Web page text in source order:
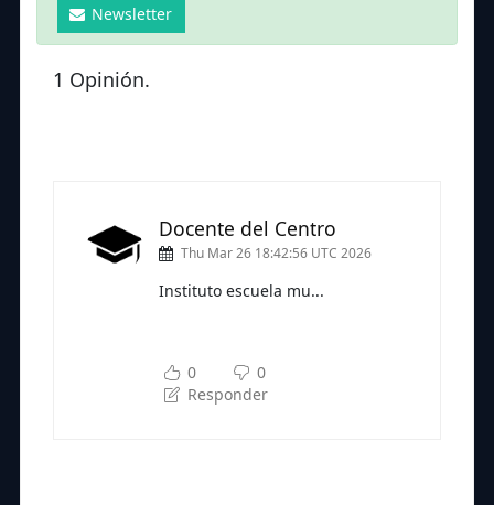
Newsletter
1 Opinión.
Docente del Centro
Thu Mar 26 18:42:56 UTC 2026
Instituto escuela mu...
0
0
Responder